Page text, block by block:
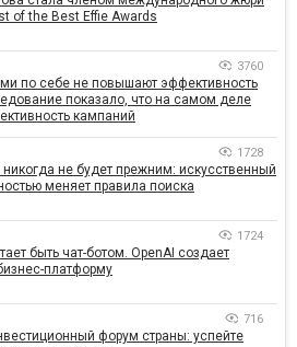
of the Best Effie Awards
3760
по себе не повышают эффективность
показало, что на самом деле
кампаний
1728
не будет прежним: искусственный
меняет правила поиска
1724
быть чат-ботом. OpenAI создает
платформу
716
форум страны: успейте